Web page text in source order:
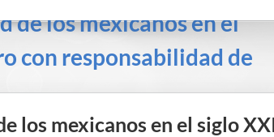
de los mexicanos en el
con responsabilidad de
los mexicanos en el siglo